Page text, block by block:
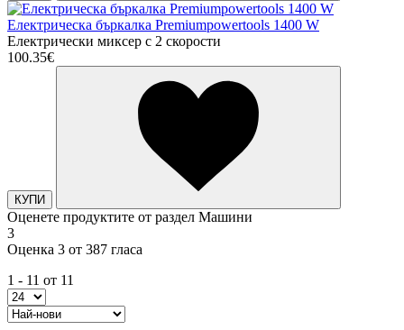
Електрическа бъркалка Premiumpowertools 1400 W
Електрически миксер с 2 скорости
100.35€
КУПИ
Оценете продуктите от раздел Машини
3
Оценка 3 от 387 гласа
1 - 11 от 11